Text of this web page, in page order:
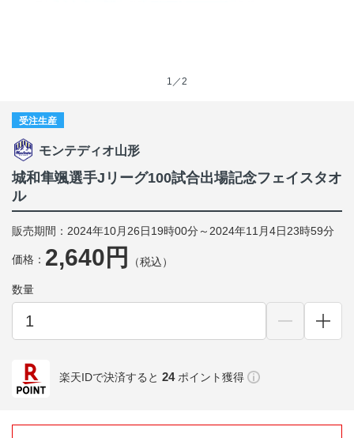
1／2
受注生産
モンテディオ山形
城和隼颯選手Jリーグ100試合出場記念フェイスタオ
ル
販売期間：2024年10月26日19時00分～2024年11月4日23時59分
価格： 2,640円 （税込）
数量
楽天IDで決済すると 24 ポイント獲得